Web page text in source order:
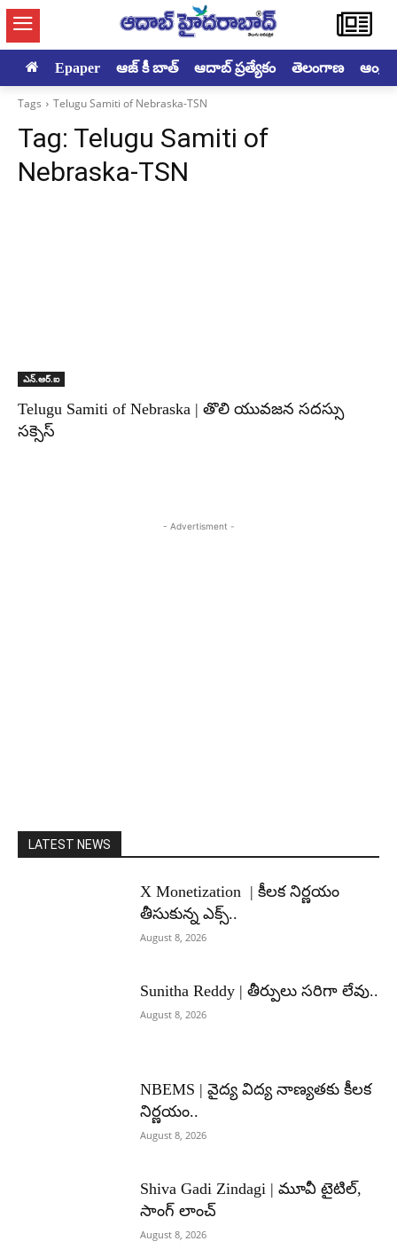
Epaper ఆజ్ కీ బాత్ ఆదాబ్ ప్రత్యేకం తెలంగాణ
Tags Telugu Samiti of Nebraska-TSN
Tag: Telugu Samiti of
Nebraska-TSN
ఎన్‌.ఆర్‌.ఐ
Telugu Samiti of Nebraska | తొలి యువజన సదస్సు
సక్సెస్
- Advertisment -
LATEST NEWS
X Monetization | కీలక నిర్ణయం
తీసుకున్న ఎక్స్..
August 8, 2026
Sunitha Reddy | తీర్పులు సరిగా లేవు..
August 8, 2026
NBEMS | వైద్య విద్య నాణ్యతకు కీలక
నిర్ణయం..
August 8, 2026
Shiva Gadi Zindagi | మూవీ టైటిల్,
సాంగ్ లాంచ్
August 8, 2026